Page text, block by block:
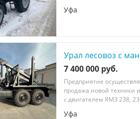
Уфа
Урал лесовоз с
7 400 000 руб.
Предприятие
продажа новой техники
с двигателем ЯМЗ 238,
Уфа